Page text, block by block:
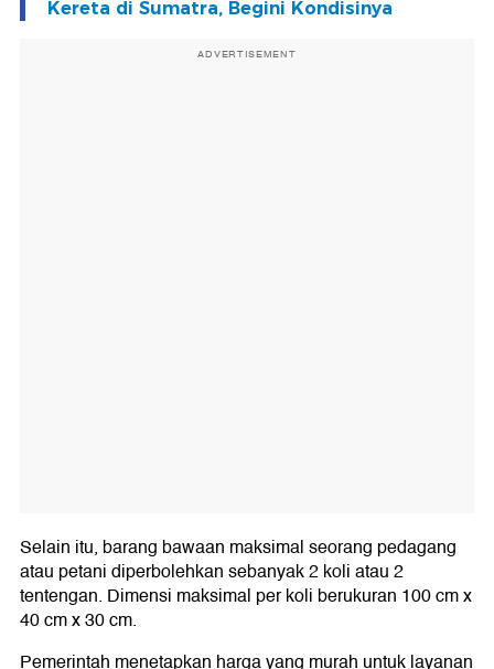
Kereta di Sumatra, Begini Kondisinya
ADVERTISEMENT
Selain itu, barang bawaan maksimal seorang pedagang
atau petani diperbolehkan sebanyak 2 koli atau 2
tentengan. Dimensi maksimal per koli berukuran 100 cm x
40 cm x 30 cm.
Pemerintah menetapkan harga yang murah untuk layanan